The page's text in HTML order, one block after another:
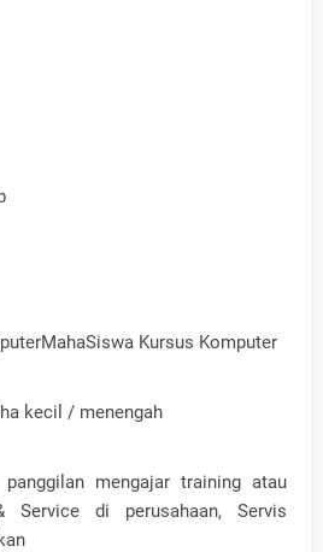
Kursus Komputer
kecil / menengah
mengajar training atau
Service di perusahaan, Servis